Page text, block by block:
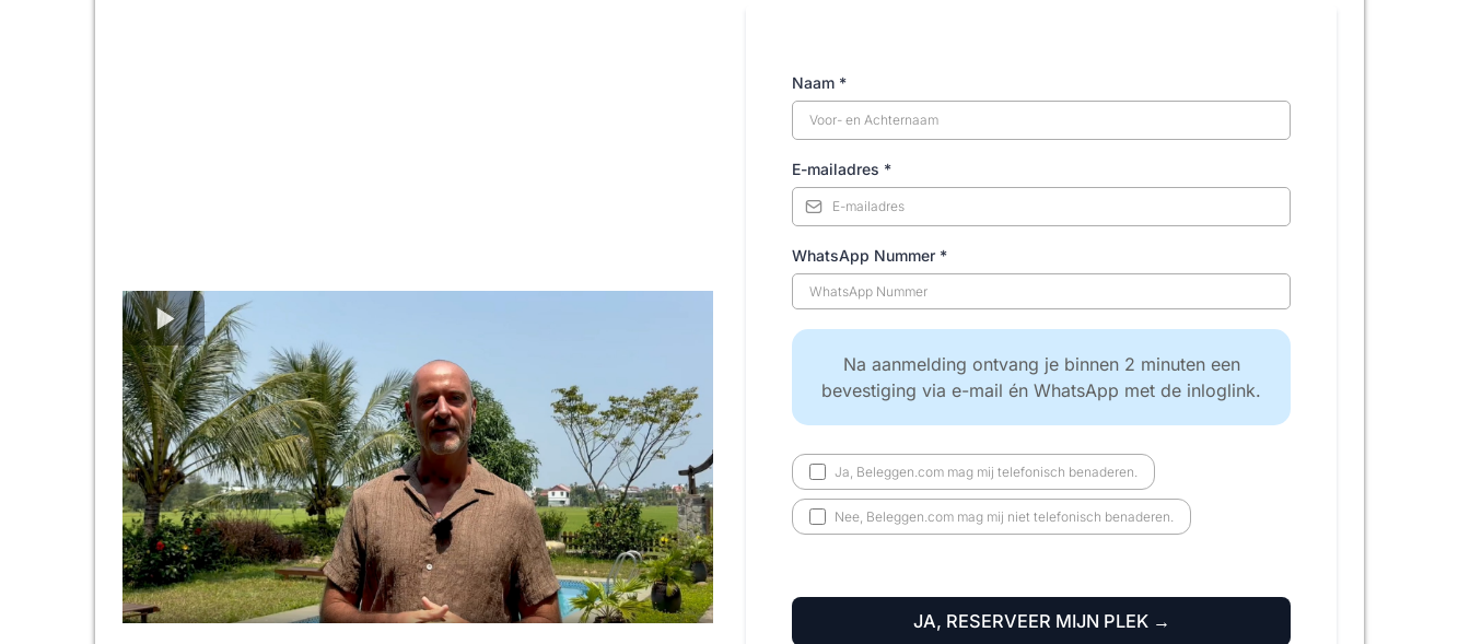
Naam *
E-mailadres *
WhatsApp Nummer *
Na aanmelding ontvang je binnen 2 minuten een
bevestiging via e-mail én WhatsApp met de inloglink.
Ja, Beleggen.com mag mij telefonisch benaderen.
Nee, Beleggen.com mag mij niet telefonisch benaderen.
JA, RESERVEER MIJN PLEK →